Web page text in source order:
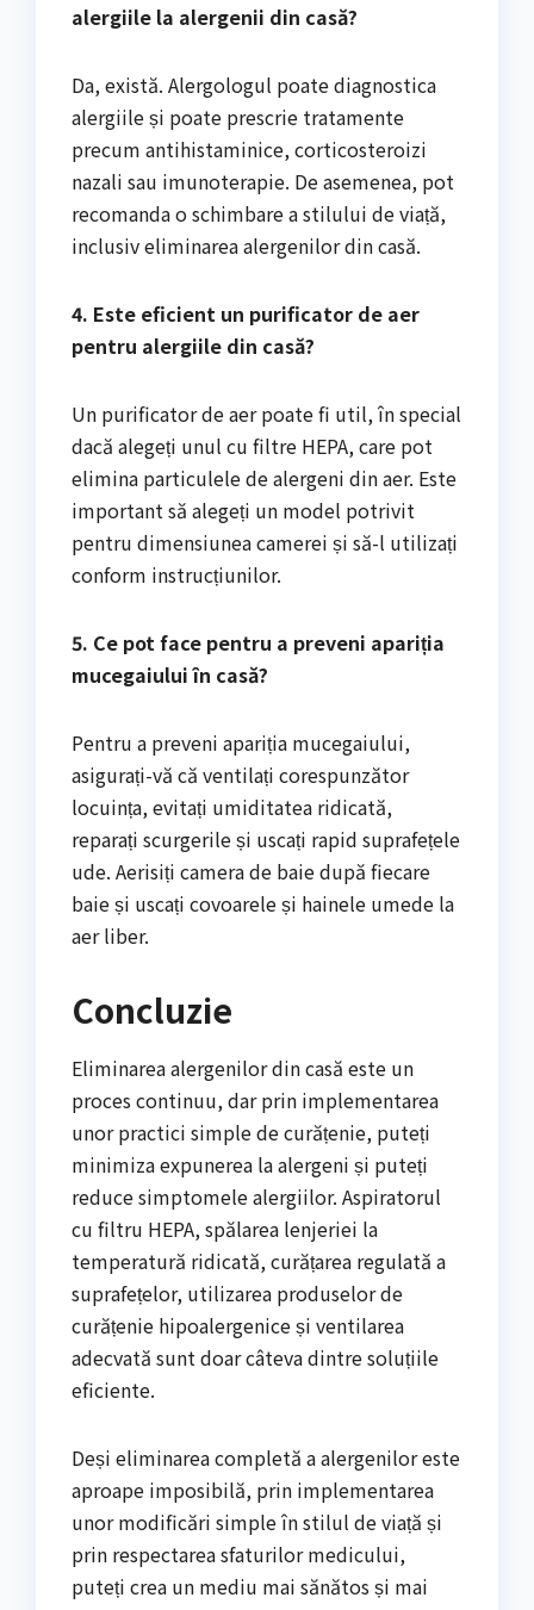
alergiile la alergenii din casă?
Da, există. Alergologul poate diagnostica
alergiile și poate prescrie tratamente
precum antihistaminice, corticosteroizi
nazali sau imunoterapie. De asemenea, pot
recomanda o schimbare a stilului de viață,
inclusiv eliminarea alergenilor din casă.
4. Este eficient un purificator de aer
pentru alergiile din casă?
Un purificator de aer poate fi util, în special
dacă alegeți unul cu filtre HEPA, care pot
elimina particulele de alergeni din aer. Este
important să alegeți un model potrivit
pentru dimensiunea camerei și să-l utilizați
conform instrucțiunilor.
5. Ce pot face pentru a preveni apariția
mucegaiului în casă?
Pentru a preveni apariția mucegaiului,
asigurați-vă că ventilați corespunzător
locuința, evitați umiditatea ridicată,
reparați scurgerile și uscați rapid suprafețele
ude. Aerisiți camera de baie după fiecare
baie și uscați covoarele și hainele umede la
aer liber.
Concluzie
Eliminarea alergenilor din casă este un
proces continuu, dar prin implementarea
unor practici simple de curățenie, puteți
minimiza expunerea la alergeni și puteți
reduce simptomele alergiilor. Aspiratorul
cu filtru HEPA, spălarea lenjeriei la
temperatură ridicată, curățarea regulată a
suprafețelor, utilizarea produselor de
curățenie hipoalergenice și ventilarea
adecvată sunt doar câteva dintre soluțiile
eficiente.
Deși eliminarea completă a alergenilor este
aproape imposibilă, prin implementarea
unor modificări simple în stilul de viață și
prin respectarea sfaturilor medicului,
puteți crea un mediu mai sănătos și mai